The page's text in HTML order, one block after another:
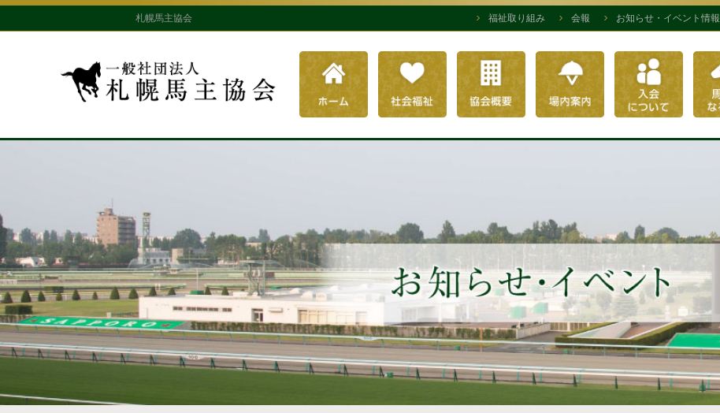
札幌馬主協会 福祉取り組み 会報 お知らせ・イベント情報